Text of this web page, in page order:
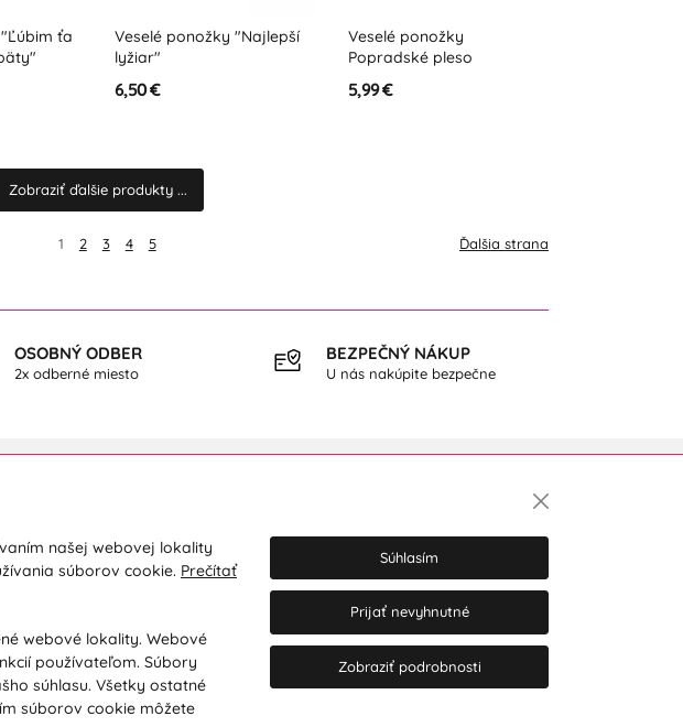
ťa
Veselé ponožky "Najlepší
lyžiar"
6,50 €
Veselé ponožky
Popradské pleso
5,99 €
Zobraziť ďalšie produkty ...
1 2 3 4 5 Ďalšia strana
OSOBNÝ ODBER
2x odberné miesto
BEZPEČNÝ NÁKUP
U nás nakúpite bezpečne
osobných údajov
/ Blog
spolupráca B2B
Súhlasím so spracovaním osobných
údajov pre marketingové účely.Zásady
našej webovej lokality
súborov cookie. Prečítať
webové lokality. Webové
používateľom. Súbory
súhlasu. Všetky ostatné
súborov cookie môžete
Súhlasím
Prijať nevyhnutné
Zobraziť podrobnosti